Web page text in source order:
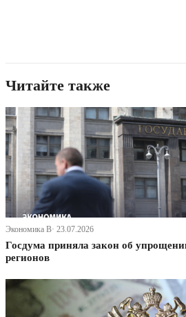
Читайте также
Экономика В· 23.07.2026
Госдума приняла закон об
регионов